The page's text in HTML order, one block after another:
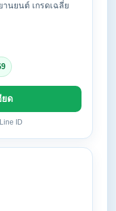
นยนต์ เกรดเฉลี่ย
ยด
ID